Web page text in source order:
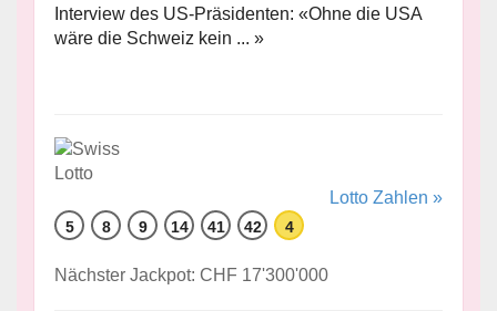
Interview des US-Präsidenten: «Ohne die USA
wäre die Schweiz kein ... »
Lotto Zahlen »
5 8 9 14 41 42 4
Nächster Jackpot: CHF 17'300'000